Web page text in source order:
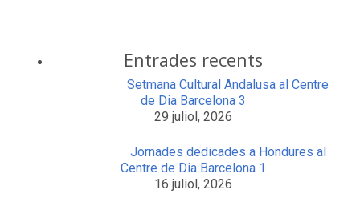
Entrades recents
Setmana Cultural Andalusa al Centre
de Dia Barcelona 3
29 juliol, 2026
Jornades dedicades a Hondures al
Centre de Dia Barcelona 1
16 juliol, 2026